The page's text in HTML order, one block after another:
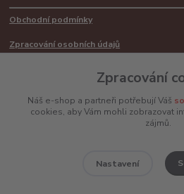
Obchodní podmínky
Zpracování osobních údajů
Mimosoudní řešení sporů ADR
Zpracování
Náš e-shop a partneři potřebují Váš
cookies, aby Vám mohli zobrazovat
zájmů.
Nastavení